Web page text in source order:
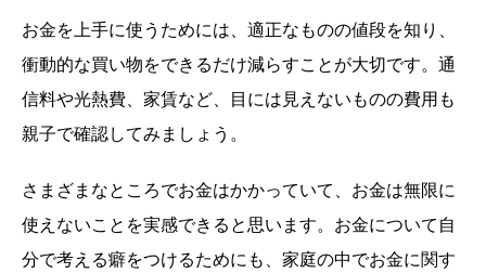
お金を上手に使うためには、適正なものの値段を知り、
衝動的な買い物をできるだけ減らすことが大切です。通
信料や光熱費、家賃など、目には見えないものの費用も
親子で確認してみましょう。
さまざまなところでお金はかかっていて、お金は無限に
使えないことを実感できると思います。お金について自
分で考える癖をつけるためにも、家庭の中でお金に関す